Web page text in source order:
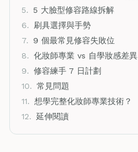
5.
5 大臉型修容路線拆解
6.
刷具選擇與手勢
7.
9 個最常見修容失敗位
8. 化妝師專業 vs 自學妝感差異
9. 修容練手 7 日計劃
10. 常見問題
11. 想學完整化妝師專業技術？
12. 延伸閱讀